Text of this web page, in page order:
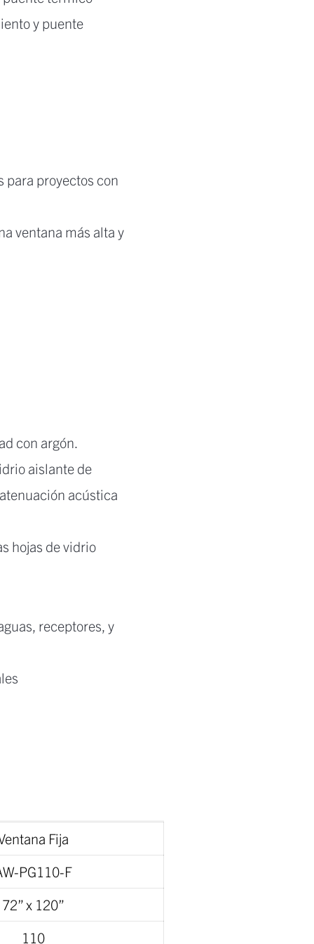
y puente
para proyectos con
ventana más alta y
con argón.
aislante de
acústica
hojas de vidrio
receptores, y
Fija
PG110-F
72” x 120”
110